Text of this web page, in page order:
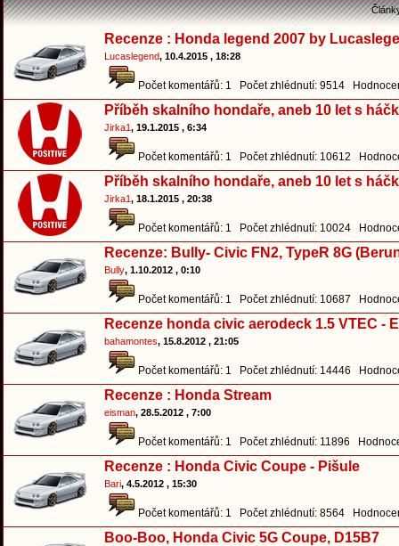
Recenze : Honda legend 2007 by
Lucaslegend, 10.4.2015 , 18:28
Počet komentářů: 1 Počet zhlédnutí: 9514
Příběh skalního hondaře, aneb 10 let s
Jirka1, 19.1.2015 , 6:34
Počet komentářů: 1 Počet zhlédnutí: 10612
Příběh skalního hondaře, aneb 10 let s
Jirka1, 18.1.2015 , 20:38
Počet komentářů: 1 Počet zhlédnutí: 10024
Recenze: Bully- Civic FN2, TypeR 8G
Bully, 1.10.2012 , 0:10
Počet komentářů: 1 Počet zhlédnutí: 10687
Recenze honda civic aerodeck 1.5 VTEC - E
bahamontes, 15.8.2012 , 21:05
Počet komentářů: 1 Počet zhlédnutí: 14446
Recenze : Honda Stream
eisman, 28.5.2012 , 7:00
Počet komentářů: 1 Počet zhlédnutí: 11896
Recenze : Honda Civic Coupe - Pišule
Bari, 4.5.2012 , 15:30
Počet komentářů: 1 Počet zhlédnutí: 8564
Boo-Boo, Honda Civic 5G Coupe, D15B7